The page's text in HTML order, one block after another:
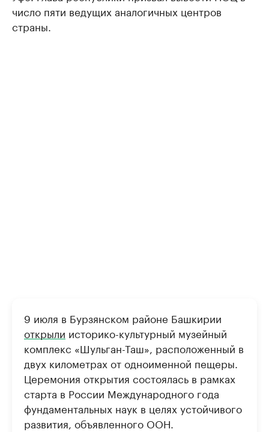
число пяти ведущих аналогичных центров
страны.
9 июля в Бурзянском районе Башкирии
открыли историко-культурный музейный
комплекс «Шульган-Таш», расположенный в
двух километрах от одноименной пещеры.
Церемония открытия состоялась в рамках
старта в России Международного года
фундаментальных наук в целях устойчивого
развития, объявленного ООН.